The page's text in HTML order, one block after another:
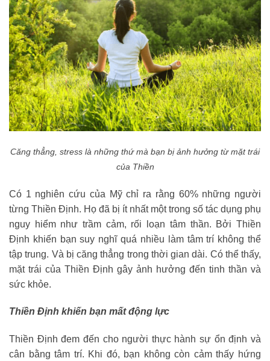
Căng thẳng, stress là những thứ mà bạn bị ảnh hưởng từ mặt trái
của Thiền
Có 1 nghiên cứu của Mỹ chỉ ra rằng 60% những người
từng Thiền Định. Họ đã bị ít nhất một trong số tác dụng phụ
nguy hiểm như trầm cảm, rối loạn tâm thần. Bởi Thiền
Định khiến bạn suy nghĩ quá nhiều làm tâm trí không thể
tập trung. Và bị căng thẳng trong thời gian dài. Có thể thấy,
mặt trái của Thiền Định gây ảnh hưởng đến tinh thần và
sức khỏe.
Thiền Định khiến bạn mất động lực
Thiền Định đem đến cho người thực hành sự ổn định và
cân bằng tâm trí. Khi đó, bạn không còn cảm thấy hứng